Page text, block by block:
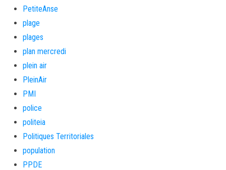
PetiteAnse
plage
plages
plan mercredi
plein air
PleinAir
PMI
police
politeia
Politiques Territoriales
population
PPDE